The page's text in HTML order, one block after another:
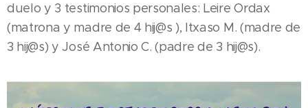
duelo y 3 testimonios personales: Leire Ordax
(matrona y madre de 4 hij@s ), Itxaso M. (madre de
3 hij@s) y José Antonio C. (padre de 3 hij@s).